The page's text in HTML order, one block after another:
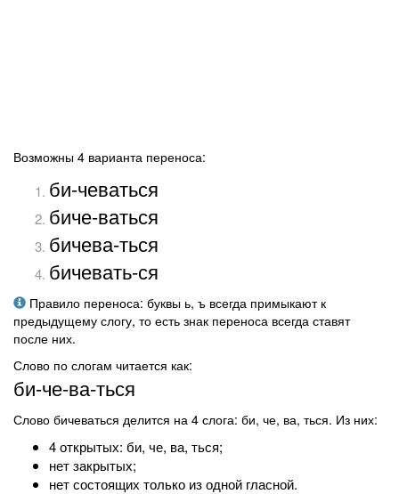
Возможны 4 варианта переноса:
би-чеваться
биче-ваться
бичева-ться
бичевать-ся
Правило переноса: буквы ь, ъ всегда примыкают к
предыдущему слогу, то есть знак переноса всегда ставят
после них.
Слово по слогам читается как:
би-че-ва-ться
Слово бичеваться делится на 4 слога: би, че, ва, ться. Из них:
4 открытых: би, че, ва, ться;
нет закрытых;
нет состоящих только из одной гласной.